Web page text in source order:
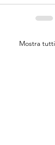
Mostra tutti